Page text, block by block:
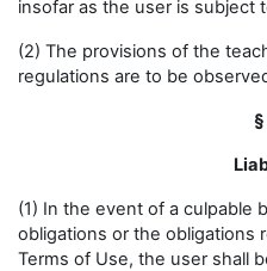
insofar as the user is subject
(2) The provisions of the
regulations are to be
(1) In the event of a culpable
obligations or the obligations
Terms of Use, the user shall